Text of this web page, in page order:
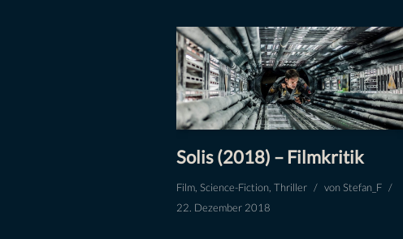
Solis (2018) – Filmkritik
Film, Science-Fiction, Thriller vonStefan_F
22. Dezember 2018